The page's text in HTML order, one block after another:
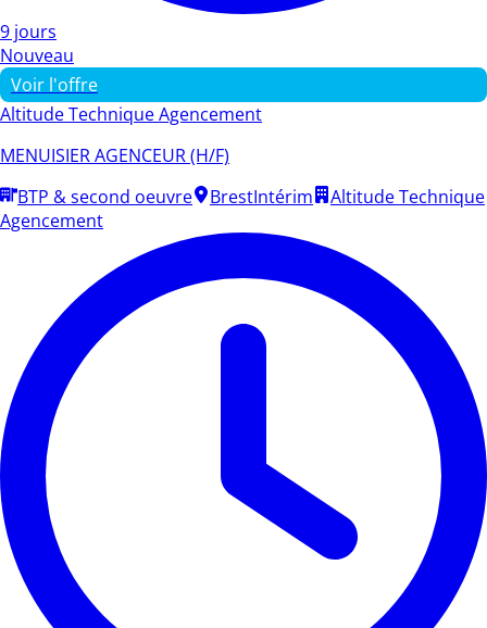
9 jours
Nouveau
Voir l'offre
Altitude Technique Agencement
MENUISIER AGENCEUR (H/F)
BTP & second oeuvre
BrestIntérim
Altitude Technique
Agencement